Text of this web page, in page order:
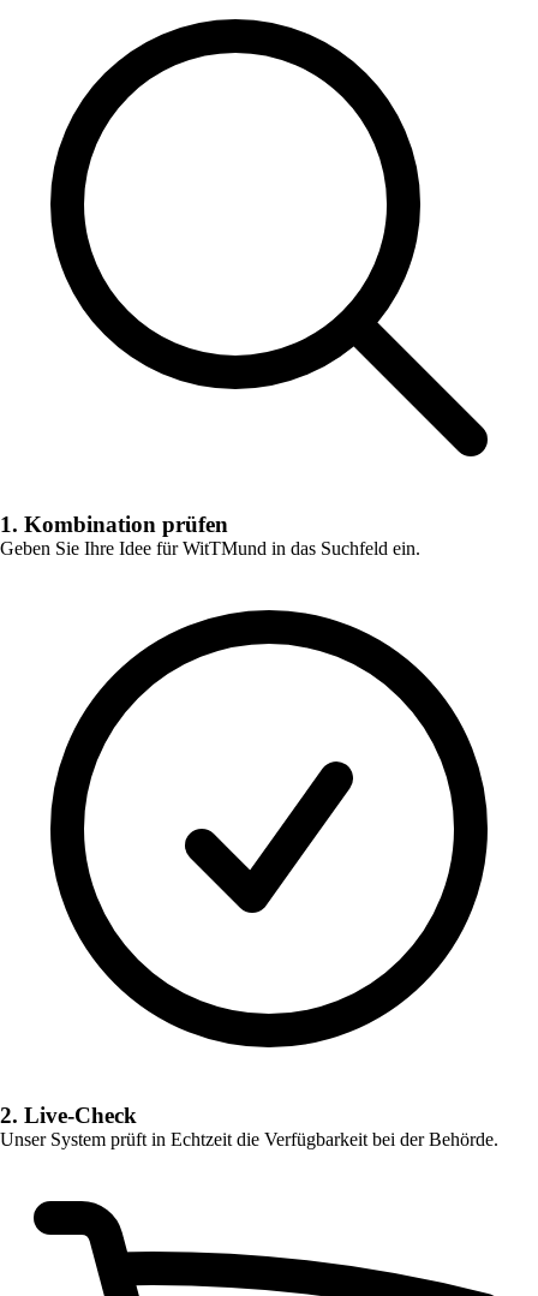
1. Kombination prüfen
Geben Sie Ihre Idee fürWitTMund in das Suchfeld ein.
2. Live-Check
Unser System prüft in Echtzeit die Verfügbarkeit bei der Behörde.